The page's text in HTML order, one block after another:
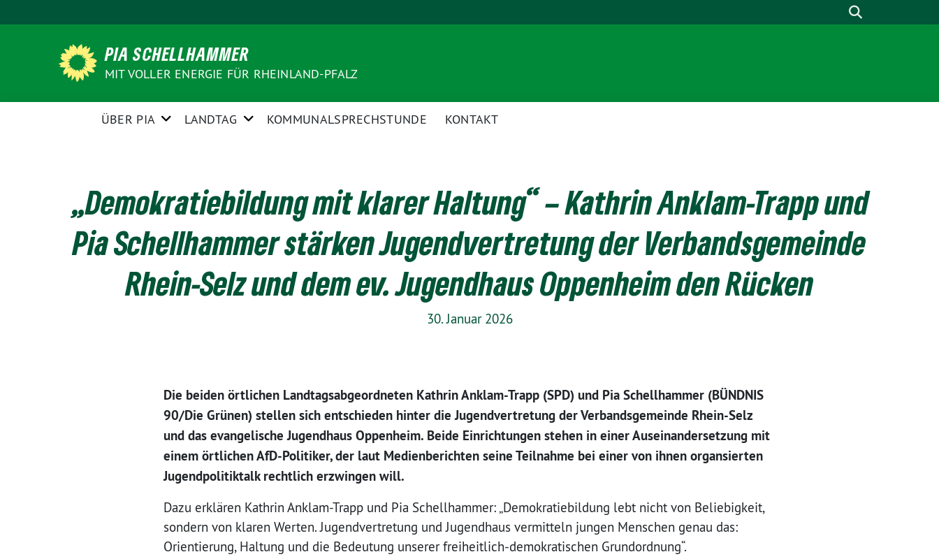
zum
PIA SCHELLHAMMER
MIT VOLLER ENERGIE FÜR RHEINLAND-PFALZ
ÜBER PIA LANDTAG KOMMUNALSPRECHSTUNDE KONTAKT
„Demokratiebildung mit klarer Haltung“ – Kathrin Anklam-Trapp und
Pia Schellhammer stärken Jugendvertretung der Verbandsgemeinde
Rhein-Selz und dem ev. Jugendhaus Oppenheim den Rücken
30. Januar 2026
Die beiden örtlichen Landtagsabgeordneten Kathrin Anklam-Trapp (SPD) und Pia Schellhammer (BÜNDNIS
90/Die Grünen) stellen sich entschieden hinter die Jugendvertretung der Verbandsgemeinde Rhein-Selz
und das evangelische Jugendhaus Oppenheim. Beide Einrichtungen stehen in einer Auseinandersetzung mit
einem örtlichen AfD-Politiker, der laut Medienberichten seine Teilnahme bei einer von ihnen organsierten
Jugendpolitiktalk rechtlich erzwingen will.
Dazu erklären Kathrin Anklam-Trapp und Pia Schellhammer: „Demokratiebildung lebt nicht von Beliebigkeit,
sondern von klaren Werten. Jugendvertretung und Jugendhaus vermitteln jungen Menschen genau das:
Orientierung, Haltung und die Bedeutung unserer freiheitlich-demokratischen Grundordnung“.